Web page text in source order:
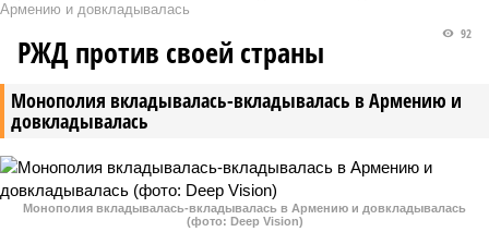
Армению и довкладывалась
Монополия вкладывалась-вкладывалась в Армению и
довкладывалась
92
РЖД против своей страны
Монополия вкладывалась-вкладывалась в Армению и довкладывалась
(фото: Deep Vision)